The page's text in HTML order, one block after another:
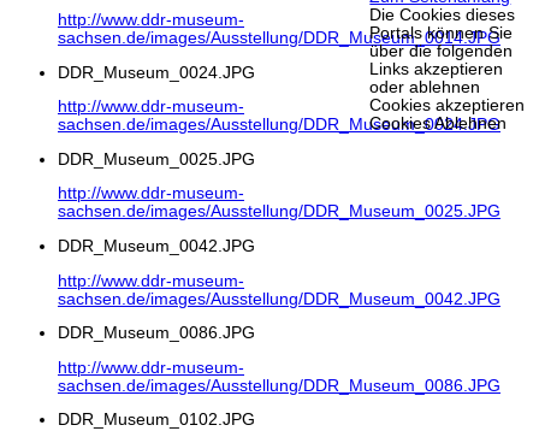
http://www.ddr-museum-
sachsen.de/images/Ausstellung/DDR_Museum_0014.JPG
DDR_Museum_0024.JPG
http://www.ddr-museum-
sachsen.de/images/Ausstellung/DDR_Museum_0024.JPG
DDR_Museum_0025.JPG
http://www.ddr-museum-
sachsen.de/images/Ausstellung/DDR_Museum_0025.JPG
DDR_Museum_0042.JPG
http://www.ddr-museum-
sachsen.de/images/Ausstellung/DDR_Museum_0042.JPG
DDR_Museum_0086.JPG
http://www.ddr-museum-
sachsen.de/images/Ausstellung/DDR_Museum_0086.JPG
DDR_Museum_0102.JPG
Die Cookies dieses
Portals können Sie
über die folgenden
Links akzeptieren
oder ablehnen
Cookies akzeptieren
Cookies Ablehnen